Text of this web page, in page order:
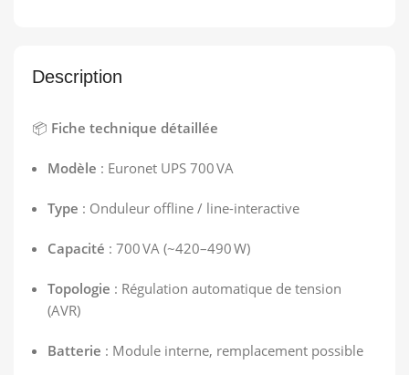
Description
📦 Fiche technique détaillée
Modèle : Euronet UPS 700 VA
Type : Onduleur offline / line-interactive
Capacité : 700 VA (~420–490 W)
Topologie : Régulation automatique de tension
(AVR)
Batterie : Module interne, remplacement possible